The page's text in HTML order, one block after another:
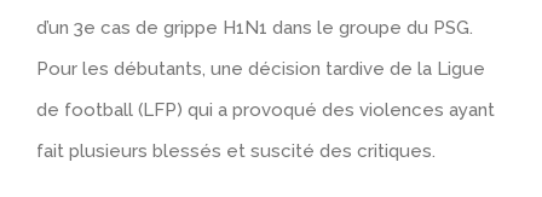
d’un 3e cas de grippe H1N1 dans le groupe du PSG.
Pour les débutants, une décision tardive de la Ligue
de football (LFP) qui a provoqué des violences ayant
fait plusieurs blessés et suscité des critiques.